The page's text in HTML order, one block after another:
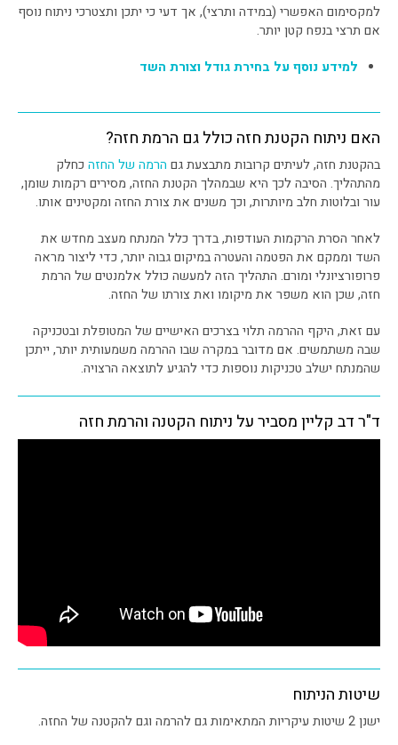
למקסימום האפשרי (במידה ותרצי), אך דעי כי יתכן ותצטרכי ניתוח נוסף
אם תרצי בנפח קטן יותר.
למידע נוסף על בחירת גודל וצורת השד
האם ניתוח הקטנת חזה כולל גם הרמת חזה?
בהקטנת חזה, לעיתים קרובות מתבצעת גם הרמה של החזה כחלק
מהתהליך. הסיבה לכך היא שבמהלך הקטנת החזה, מסירים רקמות שומן,
עור ובלוטות חלב מיותרות, וכך משנים את צורת החזה ומקטינים אותו.
לאחר הסרת הרקמות העודפות, בדרך כלל המנתח מעצב מחדש את
השד וממקם את הפטמה והעטרה במיקום גבוה יותר, כדי ליצור מראה
פרופורציונלי ומורם. התהליך הזה למעשה כולל אלמנטים של הרמת
חזה, שכן הוא משפר את מיקומו ואת צורתו של החזה.
עם זאת, היקף ההרמה תלוי בצרכים האישיים של המטופלת ובטכניקה
שבה משתמשים. אם מדובר במקרה שבו ההרמה משמעותית יותר, ייתכן
שהמנתח ישלב טכניקות נוספות כדי להגיע לתוצאה הרצויה.
ד"ר דב קליין מסביר על ניתוח הקטנה והרמת חזה
שיטות הניתוח
ישנן 2 שיטות עיקריות המתאימות גם להרמה וגם להקטנה של החזה.